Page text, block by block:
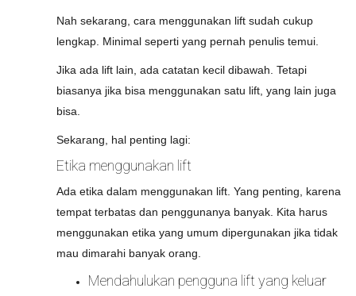
Nah sekarang, cara menggunakan lift sudah cukup
lengkap. Minimal seperti yang pernah penulis temui.
Jika ada lift lain, ada catatan kecil dibawah. Tetapi
biasanya jika bisa menggunakan satu lift, yang lain juga
bisa.
Sekarang, hal penting lagi:
Etika menggunakan lift
Ada etika dalam menggunakan lift. Yang penting, karena
tempat terbatas dan penggunanya banyak. Kita harus
menggunakan etika yang umum dipergunakan jika tidak
mau dimarahi banyak orang.
Mendahulukan pengguna lift yang keluar